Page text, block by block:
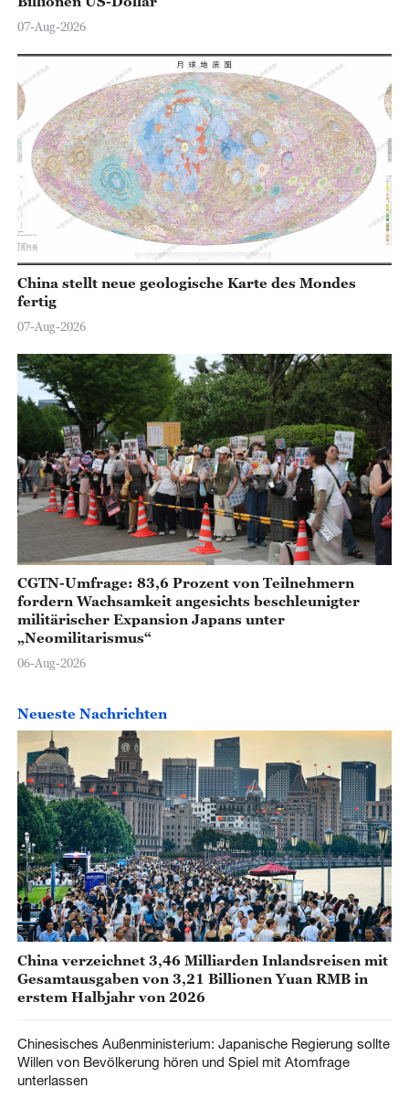
07-Aug-2026
China stellt neue geologische Karte des Mondes
fertig
07-Aug-2026
CGTN-Umfrage: 83,6 Prozent von Teilnehmern
fordern Wachsamkeit angesichts beschleunigter
militärischer Expansion Japans unter
„Neomilitarismus“
06-Aug-2026
Neueste Nachrichten
China verzeichnet 3,46 Milliarden Inlandsreisen mit
Gesamtausgaben von 3,21 Billionen Yuan RMB in
erstem Halbjahr von 2026
Chinesisches Außenministerium: Japanische Regierung sollte
Willen von Bevölkerung hören und Spiel mit Atomfrage
unterlassen